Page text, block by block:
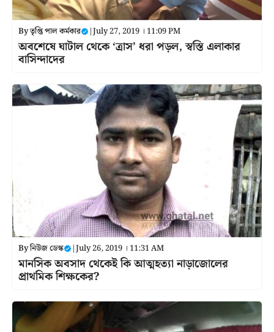
Byতৃপ্তি পাল কর্মকার |July 27, 2019 । 11:09 PM
অবশেষে ঘাটাল থেকে ‘ত্রাস’ ধরা পড়ল, স্বস্তি এলাকার
বাসিন্দাদের
Byনিউজ ডেস্ক |July 26, 2019 । 11:31 AM
মানসিক অবসাদ থেকেই কি আত্মহত্যা নাড়াজোলের
প্রাথমিক শিক্ষকের?